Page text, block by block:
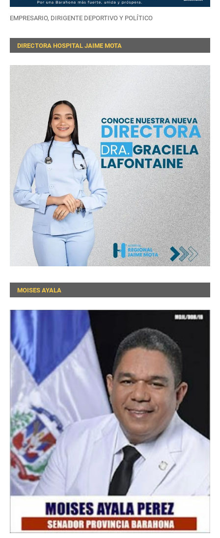
EMPRESARIO, DIRIGENTE DEPORTIVO Y POLÍTICO
DIRECTORA HOSPITAL JAIME MOTA
MOISES AYALA